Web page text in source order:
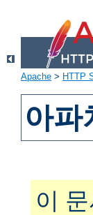
Apache > HTTP
아
이